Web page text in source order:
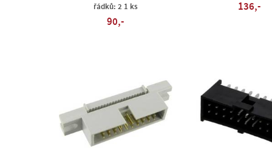
řádků: 2 1 ks
90,-
136,-